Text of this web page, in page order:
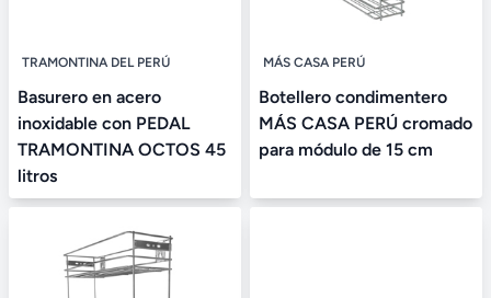
TRAMONTINA DEL PERÚ
Basurero en acero
inoxidable con PEDAL
TRAMONTINA OCTOS 45
litros
MÁS CASA PERÚ
Botellero condimentero
MÁS CASA PERÚ cromado
para módulo de 15 cm